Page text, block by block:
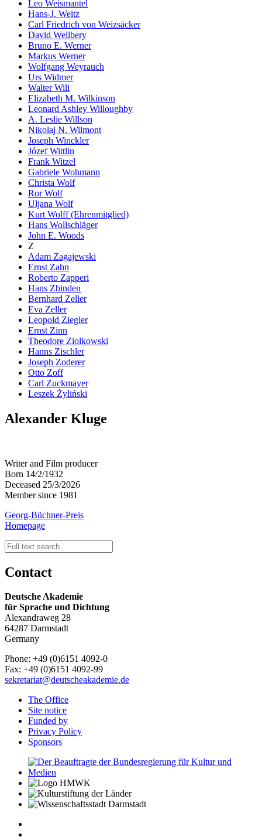
Leo Weismantel
Hans-J. Weitz
Carl Friedrich von Weizsäcker
David Wellbery
Bruno E. Werner
Markus Werner
Wolfgang Weyrauch
Urs Widmer
Walter Wili
Elizabeth M. Wilkinson
Leonard Ashley Willoughby
A. Leslie Willson
Nikolaj N. Wilmont
Joseph Winckler
Józef Wittlin
Frank Witzel
Gabriele Wohmann
Christa Wolf
Ror Wolf
Uljana Wolf
Kurt Wolff (Ehrenmitglied)
Hans Wollschläger
John E. Woods
Z
Adam Zagajewski
Ernst Zahn
Roberto Zapperi
Hans Zbinden
Bernhard Zeller
Eva Zeller
Leopold Ziegler
Ernst Zinn
Theodore Ziolkowski
Hanns Zischler
Joseph Zoderer
Otto Zoff
Carl Zuckmayer
Leszek Żyliński
Alexander Kluge
Writer and Film producer
Born 14/2/1932
Deceased 25/3/2026
Member since 1981
Georg-Büchner-Preis
Homepage
Contact
Deutsche Akademie
für Sprache und Dichtung
Alexandraweg 28
64287 Darmstadt
Germany
Phone: +49 (0)6151 4092-0
Fax: +49 (0)6151 4092-99
sekretariat@deutscheakademie.de
The Office
Site notice
Funded by
Privacy Policy
Sponsors